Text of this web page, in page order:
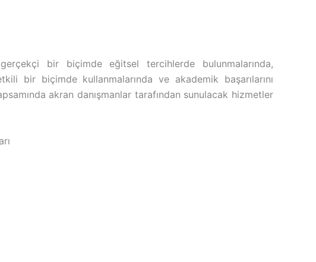
bir biçimde eğitsel tercihlerde bulunmalarında,
bir biçimde kullanmalarında ve akademik başarılarını
akran danışmanlar tarafından sunulacak hizmetler